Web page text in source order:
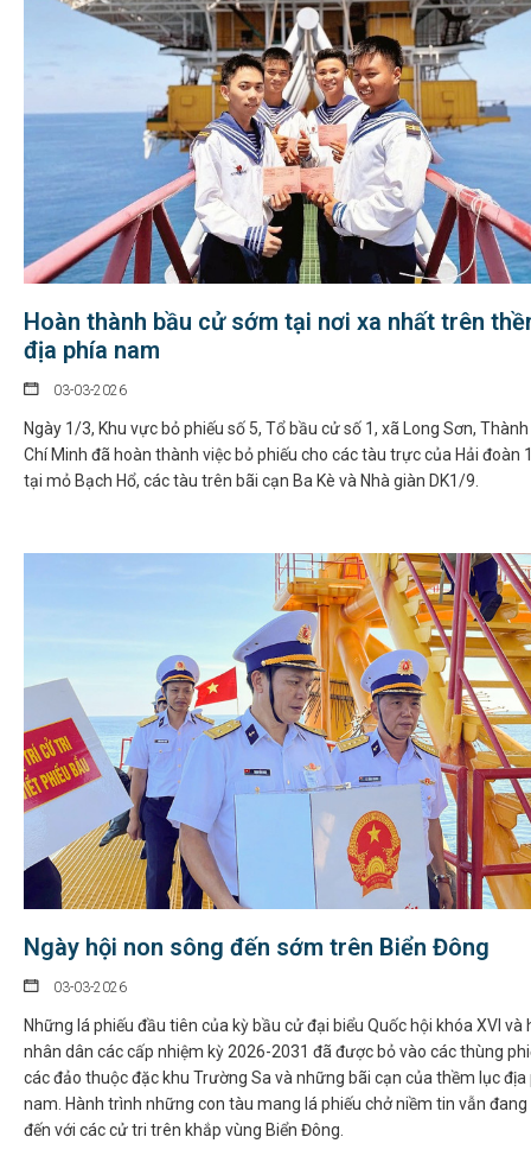
Hoàn thành bầu cử sớm tại nơi xa nhất trên
địa phía nam
03-03-2026
Ngày 1/3, Khu vực bỏ phiếu số 5, Tổ bầu cử số 1, xã Long Sơn,
Chí Minh đã hoàn thành việc bỏ phiếu cho các tàu trực của Hải đoàn
tại mỏ Bạch Hổ, các tàu trên bãi cạn Ba Kè và Nhà giàn DK1/9.
Ngày hội non sông đến sớm trên Biển Đông
03-03-2026
Những lá phiếu đầu tiên của kỳ bầu cử đại biểu Quốc hội khóa XVI và
nhân dân các cấp nhiệm kỳ 2026-2031 đã được bỏ vào các thùng
các đảo thuộc đặc khu Trường Sa và những bãi cạn của thềm lục địa
nam. Hành trình những con tàu mang lá phiếu chở niềm tin vẫn
đến với các cử tri trên khắp vùng Biển Đông.